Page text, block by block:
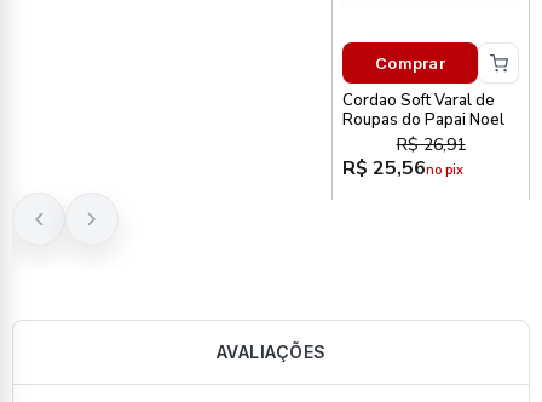
Comprar
Cordao Soft Varal de
Roupas do Papai Noel
R$ 26,91
R$ 25,56no pix
AVALIAÇÕES